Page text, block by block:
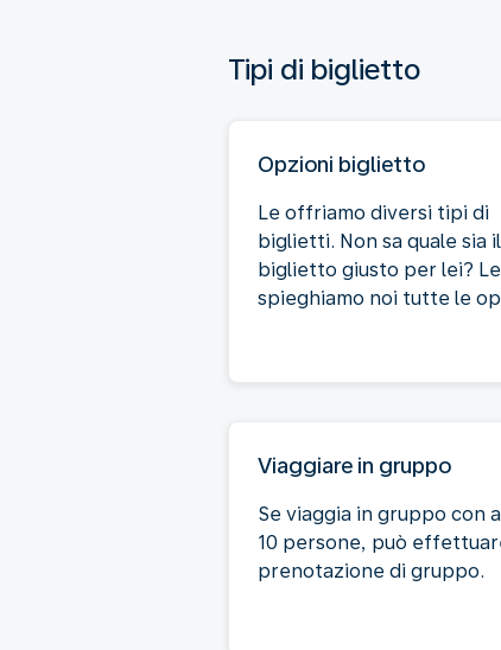
Tipi di biglietto
Opzioni biglietto
Le offriamo diversi tipi di
biglietti. Non sa quale sia il
biglietto giusto per lei? Le
spieghiamo noi tutte le
Viaggiare in gruppo
Se viaggia in gruppo con
10 persone, può
prenotazione di gruppo.